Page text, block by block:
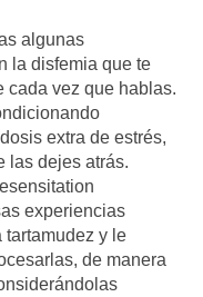
algunas
la disfemia que te
cada vez que hablas.
extra de estrés,
las dejes atrás.
experiencias
y le
de manera